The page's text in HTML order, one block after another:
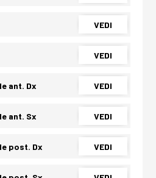
VEDI
VEDI
ant. Dx VEDI
ant. Sx VEDI
post. Dx VEDI